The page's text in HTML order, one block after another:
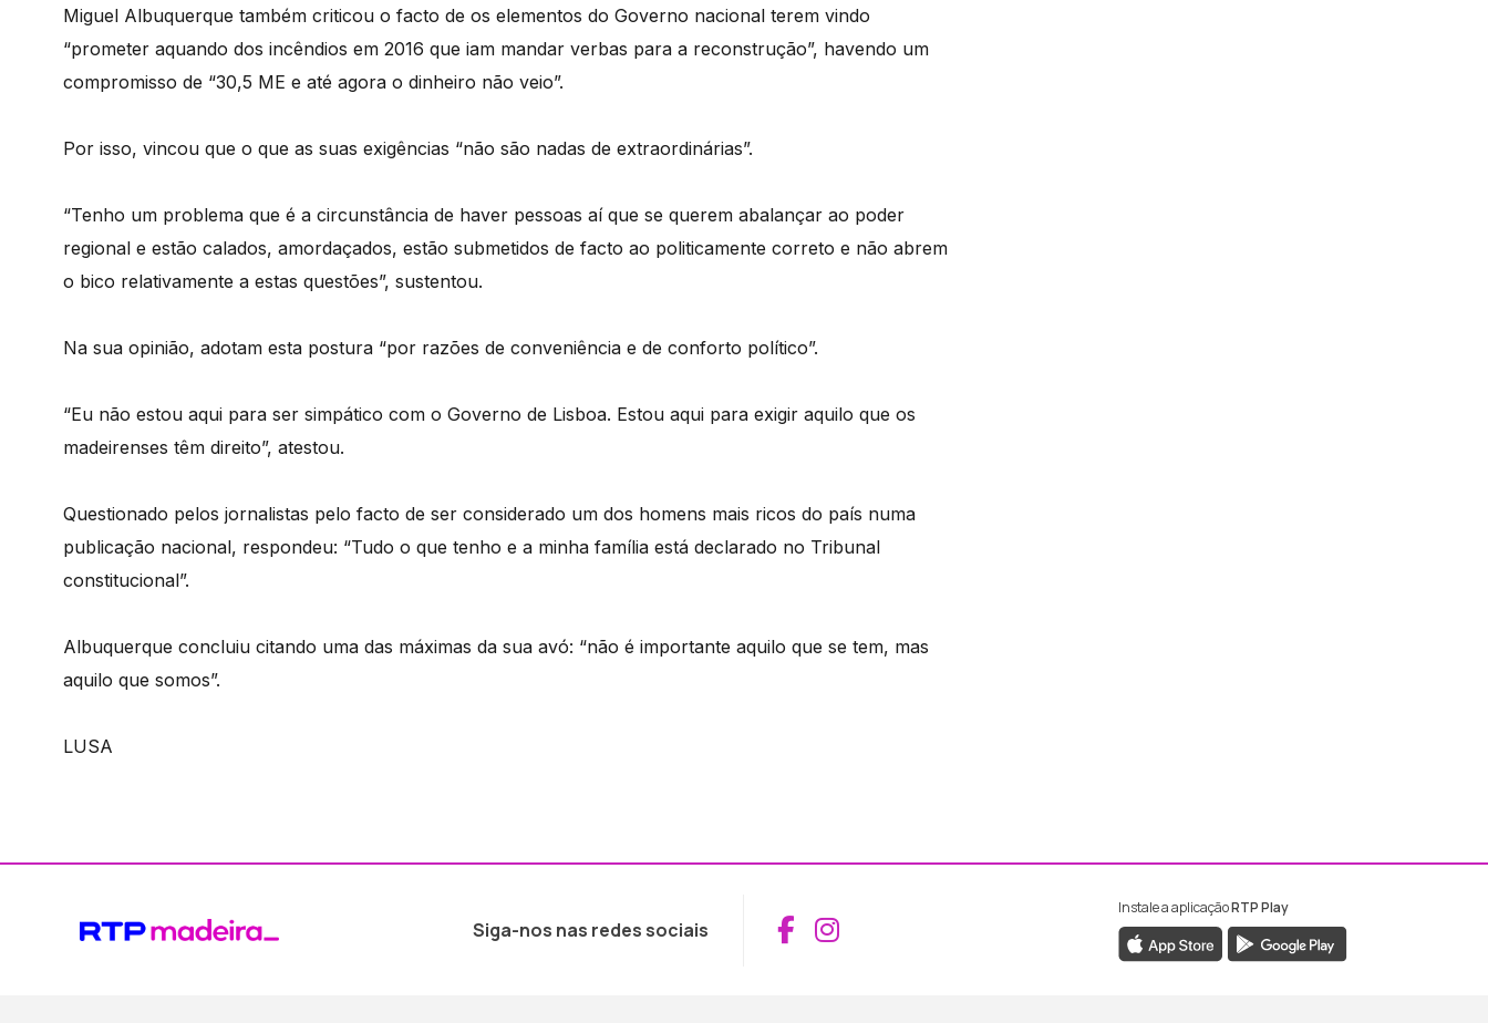
Miguel Albuquerque também criticou o facto de os elementos do Governo nacional terem vindo
“prometer aquando dos incêndios em 2016 que iam mandar verbas para a reconstrução”, havendo um
compromisso de “30,5 ME e até agora o dinheiro não veio”.
Por isso, vincou que o que as suas exigências “não são nadas de extraordinárias”.
“Tenho um problema que é a circunstância de haver pessoas aí que se querem abalançar ao poder
regional e estão calados, amordaçados, estão submetidos de facto ao politicamente correto e não abrem
o bico relativamente a estas questões”, sustentou.
Na sua opinião, adotam esta postura “por razões de conveniência e de conforto político”.
“Eu não estou aqui para ser simpático com o Governo de Lisboa. Estou aqui para exigir aquilo que os
madeirenses têm direito”, atestou.
Questionado pelos jornalistas pelo facto de ser considerado um dos homens mais ricos do país numa
publicação nacional, respondeu: “Tudo o que tenho e a minha família está declarado no Tribunal
constitucional”.
Albuquerque concluiu citando uma das máximas da sua avó: “não é importante aquilo que se tem, mas
aquilo que somos”.
LUSA
Siga-nos nas redes sociais Aceder ao Facebook da RTP Madeira
Aceder ao Instagram da RTP Madeira
Instale a aplicaçãoRTP Play